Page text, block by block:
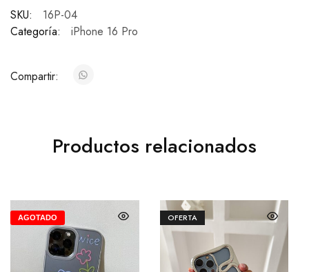
SKU:
16P-04
Categoría:
iPhone 16 Pro
Compartir:
Productos relacionados
AGOTADO OFERTA